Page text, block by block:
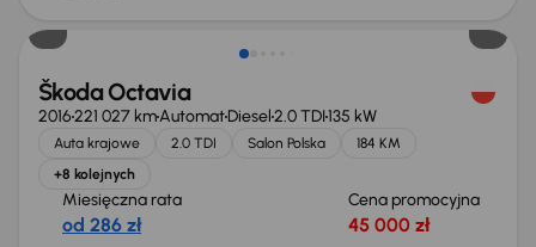
Škoda Octavia
2016221 027 kmAutomatDiesel2.0 TDI135 kW
Auta krajowe 2.0 TDI Salon Polska
184 KM
+8 kolejnych
Miesięczna rata
od 286 zł
Cena promocyjna
45 000 zł